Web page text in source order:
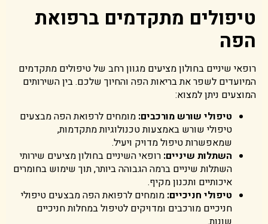
טיפולים מתקדמים ברפואת
הפה
רופאי שיניים בחולון מציעים מגוון רחב של טיפולים מתקדמים
המיועדים לשפר את בריאות הפה והחיוך שלכם. בין השירותים
המוצעים ניתן למצוא:
טיפולי שורש מורכבים: מומחים לרפואת הפה מבצעים
טיפולי שורש באמצעות טכנולוגיות מתקדמות,
שמאפשרות טיפול מדויק ויעיל.
השתלות שיניים: רופאי השיניים בחולון מציעים שירותי
השתלות שיניים ברמה הגבוהה ביותר, תוך שימוש בחומרים
איכותיים ותכנון מקיף.
טיפולי חניכיים: מומחים לרפואת הפה מבצעים טיפולי
חניכיים מורכבים ומדויקים לטיפול במחלות חניכיים